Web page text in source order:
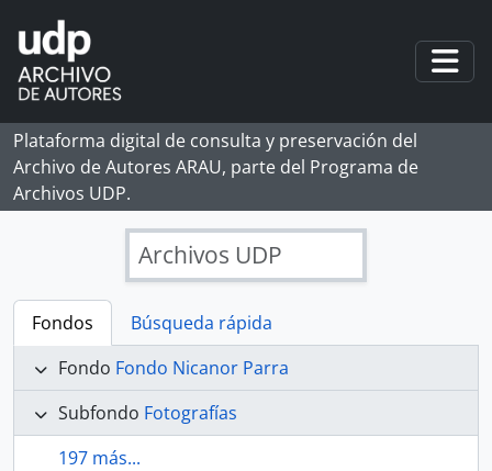
Skip to main content
Plataforma digital de consulta y preservación del
Archivo de Autores ARAU, parte del Programa de
Archivos UDP.
Archivos UDP
Fondos
Búsqueda rápida
Fondo Fondo Nicanor Parra
Subfondo Fotografías
197 más...